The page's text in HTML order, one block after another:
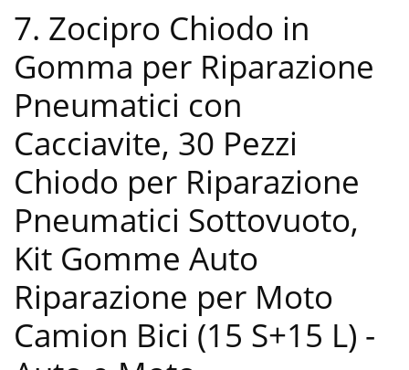
7. Zocipro Chiodo in
Gomma per Riparazione
Pneumatici con
Cacciavite, 30 Pezzi
Chiodo per Riparazione
Pneumatici Sottovuoto,
Kit Gomme Auto
Riparazione per Moto
Camion Bici (15 S+15 L) -